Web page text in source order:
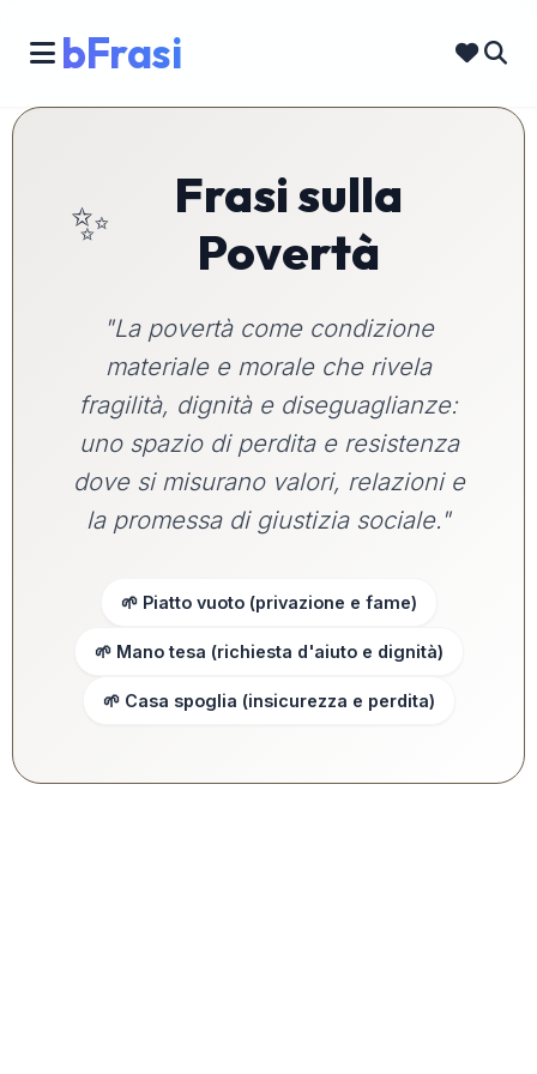
bFrasi
✨
Frasi sulla
Povertà
"La povertà come condizione
materiale e morale che rivela
fragilità, dignità e diseguaglianze:
uno spazio di perdita e resistenza
dove si misurano valori, relazioni e
la promessa di giustizia sociale."
🌱 Piatto vuoto (privazione e fame)
🌱 Mano tesa (richiesta d'aiuto e dignità)
🌱 Casa spoglia (insicurezza e perdita)